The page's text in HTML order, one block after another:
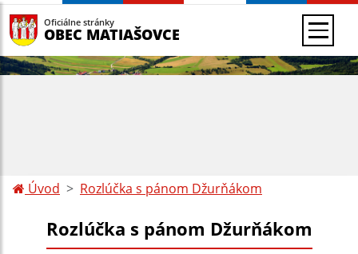
Oficiálne stránky
OBEC MATIAŠOVCE
Úvod Rozlúčka s pánom Džurňákom
Rozlúčka s pánom Džurňákom